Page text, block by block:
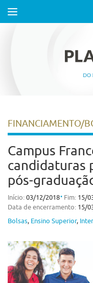
Toggle
FINANCIAMENTO/
Campus
candidaturas
pós-
Início: 03/12/2018⋅ Fim: 15/
Data de encerramento: 15/
Bolsas, Ensino Superior,